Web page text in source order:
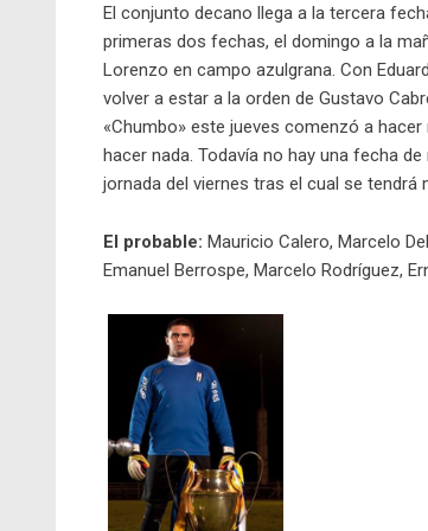
El conjunto decano llega a la tercera
primeras dos fechas, el domingo a la
Lorenzo en campo azulgrana. Con
volver a estar a la orden de Gustavo
«Chumbo» este jueves comenzó a
hacer nada. Todavía no hay una fecha
jornada del viernes tras el cual se
El probable: Mauricio Calero, Marcelo
Emanuel Berrospe, Marcelo Rodríguez,